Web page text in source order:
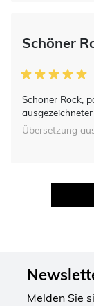
Schöner
Schöner Rock,
Übersetzung
Melden Sie